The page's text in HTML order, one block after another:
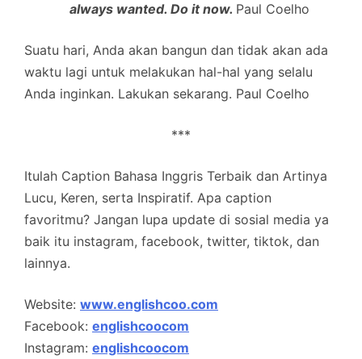
always wanted. Do it now. Paul Coelho
Suatu hari, Anda akan bangun dan tidak akan ada
waktu lagi untuk melakukan hal-hal yang selalu
Anda inginkan. Lakukan sekarang. Paul Coelho
***
Itulah Caption Bahasa Inggris Terbaik dan Artinya
Lucu, Keren, serta Inspiratif. Apa caption
favoritmu? Jangan lupa update di sosial media ya
baik itu instagram, facebook, twitter, tiktok, dan
lainnya.
Website: www.englishcoo.com
Facebook: englishcoocom
Instagram: englishcoocom